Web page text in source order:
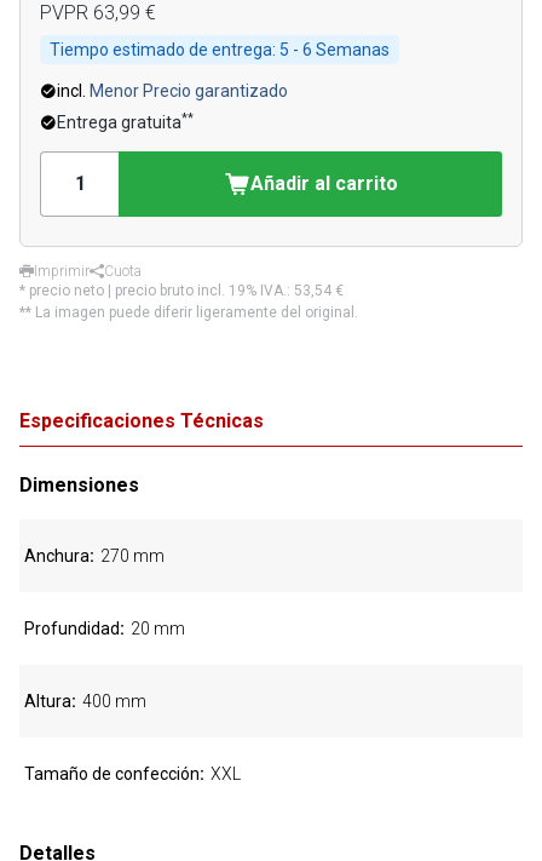
PVPR 63,99 €
Tiempo estimado de entrega: 5 - 6 Semanas
incl.
Menor Precio garantizado
Entrega gratuita**
Añadir al carrito
Imprimir
Cuota
* precio neto | precio bruto incl. 19% IVA.: 53,54 €
** La imagen puede diferir ligeramente del original.
Especificaciones Técnicas
Dimensiones
Anchura 270 mm
Profundidad 20 mm
Altura 400 mm
Tamaño de confección XXL
Detalles